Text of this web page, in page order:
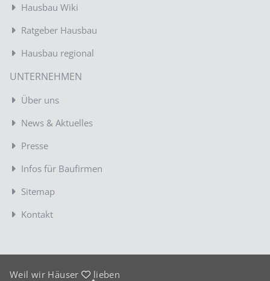
Hausbau Wiki
Ratgeber Hausbau
Hausbau regional
UNTERNEHMEN
Über uns
News & Aktuelles
Presse
Infos für Baufirmen
Sitemap
Kontakt
Weil wir Häuser lieben